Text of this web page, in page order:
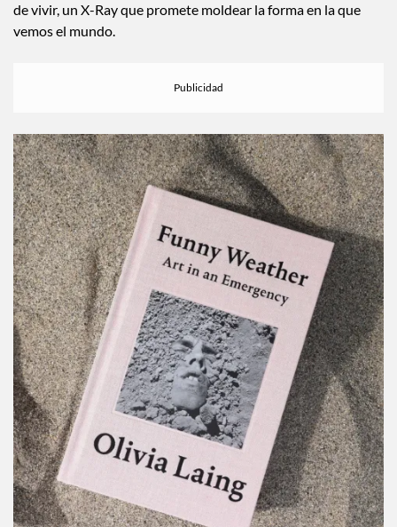
de vivir, un X-Ray que promete moldear la forma en la que
vemos el mundo.